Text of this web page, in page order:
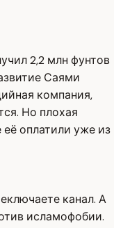
2,2 млн фунтов
Саями
компания,
Но плохая
её оплатили уже из
канал. А
исламофобии.